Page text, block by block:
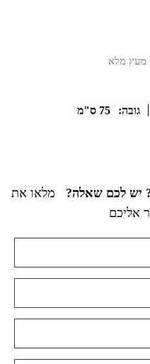
מעץ מלא
גובה: 75 ס"מ
יש לכם שאלה?
מלאו את
אליכם